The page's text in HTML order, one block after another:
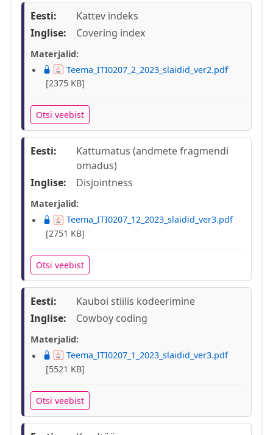
Eesti:
Kattev indeks
Inglise:
Covering index
Materjalid:
Teema_ITI0207_2_2023_slaidid_ver2.pdf
[2375 KB]
Otsi veebist
Eesti:
Kattumatus (andmete fragmendi
omadus)
Inglise:
Disjointness
Materjalid:
Teema_ITI0207_12_2023_slaidid_ver3.pdf
[2751 KB]
Otsi veebist
Eesti:
Kauboi stiilis kodeerimine
Inglise:
Cowboy coding
Materjalid:
Teema_ITI0207_1_2023_slaidid_ver3.pdf
[5521 KB]
Otsi veebist